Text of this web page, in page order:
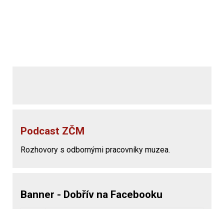
Podcast ZČM
Rozhovory s odbornými pracovníky muzea.
Banner - Dobřív na Facebooku